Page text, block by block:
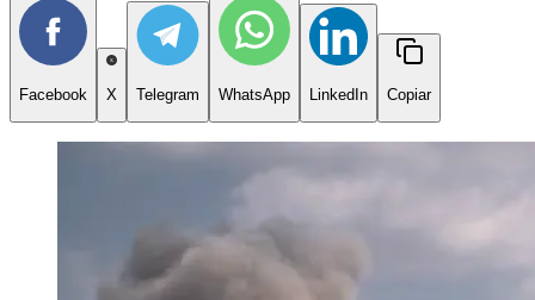
Facebook X Telegram WhatsApp LinkedIn Copiar